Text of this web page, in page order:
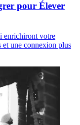
pour Élever
enrichiront votre
et une connexion plus